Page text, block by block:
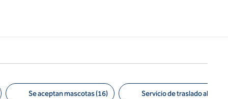
Se aceptan mascotas (16) Servicio de traslado al